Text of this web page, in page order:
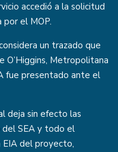
accedió a la solicitud
por el MOP.
un trazado que
O’Higgins, Metropolitana
fue presentado ante el
deja sin efecto las
SEA y todo el
del proyecto,